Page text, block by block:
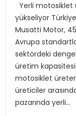
TANYER YAPI
BÜYÜTTÜ
TOROSLAR’DA
Yerli motosiklet
yükseliyor
Musatti Motor,
Avrupa
sektördeki
üretim
motosiklet
üreticiler
pazarında yerli…